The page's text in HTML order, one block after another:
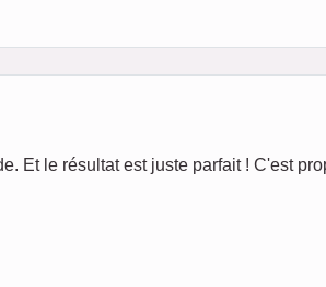
Et le résultat est juste parfait ! C'est